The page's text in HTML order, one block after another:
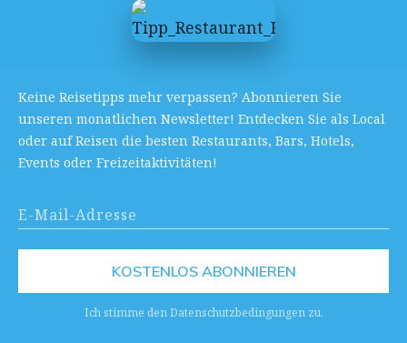
Keine Reisetipps mehr verpassen? Abonnieren Sie
unseren monatlichen Newsletter! Entdecken Sie als Local
oder auf Reisen die besten Restaurants, Bars, Hotels,
Events oder Freizeitaktivitäten!
KOSTENLOS ABONNIEREN
Ich stimme den Datenschutzbedingungen zu.